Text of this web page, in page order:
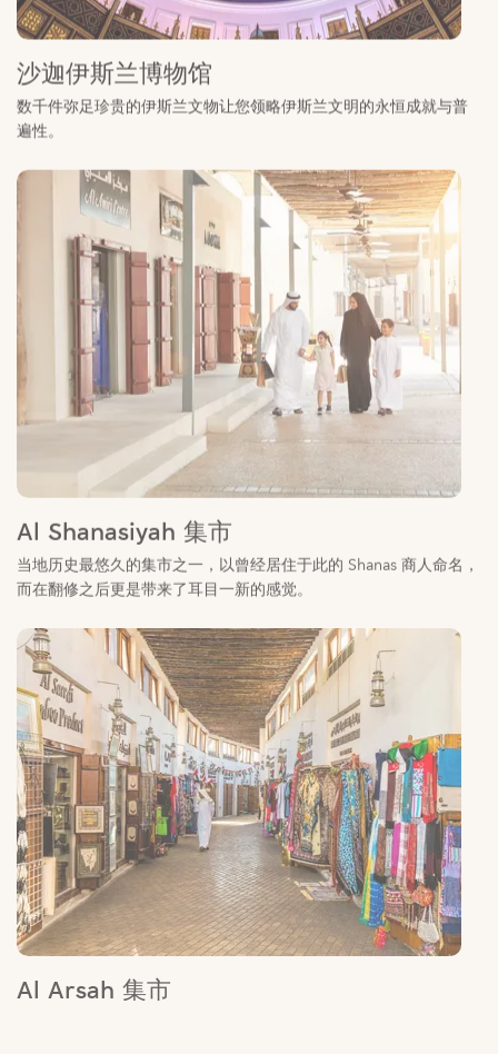
沙迦伊斯兰博物馆
遍性。
Al Shanasiyah 集市
当地历史最悠久的集市之一，以曾经居住于此的 Shanas 商人命名，
而在翻修之后更是带来了耳目一新的感觉。
Al Arsah 集市
这里不仅是阿联酋历史最悠久的市场，也是过去贝都因人和骆驼的
聚集地。走进露天市场，仿佛就开启了一段时光倒流的旅程。